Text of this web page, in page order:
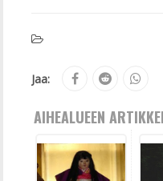
Jaa:
AIHEALUEEN